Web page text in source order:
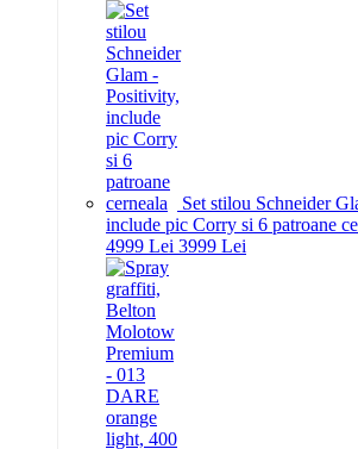
Set stilou Schneider
include pic Corry si 6 patroane
4999 Lei 3999 Lei